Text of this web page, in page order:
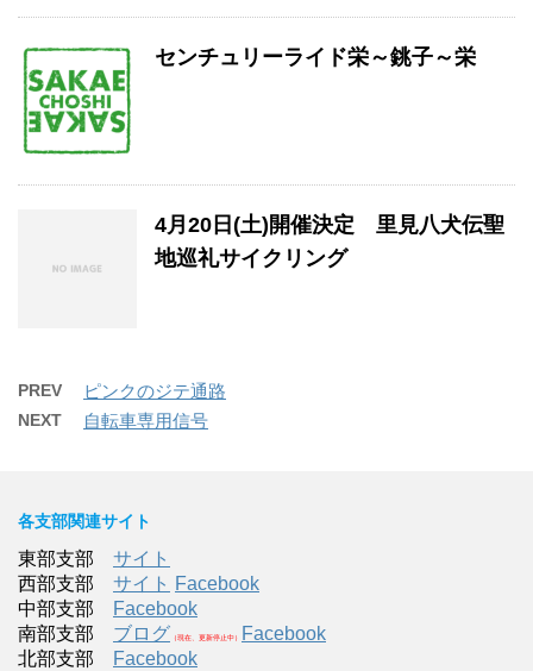
センチュリーライド栄～銚子～栄
4月20日(土)開催決定 里見八犬伝聖
地巡礼サイクリング
PREV ピンクのジテ通路
NEXT 自転車専用信号
各支部関連サイト
東部支部 サイト
西部支部 サイト Facebook
中部支部
Facebook
南部支部 ブログ （現在、更新停止中）
Facebook
北部支部
Facebook